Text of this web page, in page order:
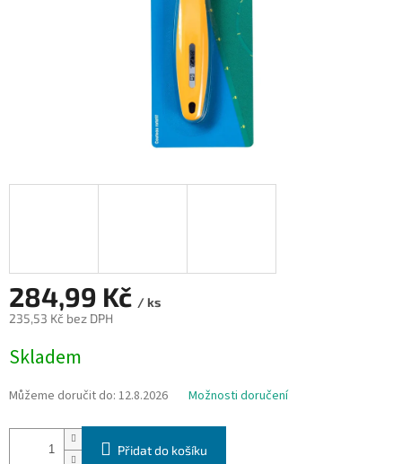
284,99 Kč / ks
235,53 Kč bez DPH
cena:
Skladem
Můžeme doručit do: 12.8.2026 Možnosti doručení
Přidat do košíku